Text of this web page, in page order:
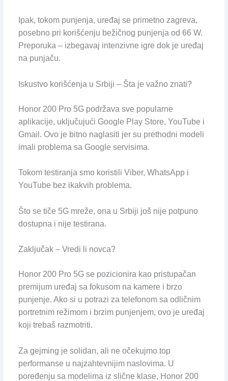
Ipak, tokom punjenja, uređaj se primetno zagreva,
posebno pri korišćenju bežičnog punjenja od 66 W.
Preporuka – izbegavaj intenzivne igre dok je uređaj
na punjaču.
Iskustvo korišćenja u Srbiji – Šta je važno znati?
Honor 200 Pro 5G podržava sve popularne
aplikacije, uključujući Google Play Store, YouTube i
Gmail. Ovo je bitno naglasiti jer su prethodni modeli
imali problema sa Google servisima.
Tokom testiranja smo koristili Viber, WhatsApp i
YouTube bez ikakvih problema.
Što se tiče 5G mreže, ona u Srbiji još nije potpuno
dostupna i nije testirana.
Zaključak – Vredi li novca?
Honor 200 Pro 5G se pozicionira kao pristupačan
premijum uređaj sa fokusom na kamere i brzo
punjenje. Ako si u potrazi za telefonom sa odličnim
portretnim režimom i brzim punjenjem, ovo je uređaj
koji trebaš razmotriti.
Za gejming je solidan, ali ne očekujmo top
performanse u najzahtevnijim naslovima. U
poređenju sa modelima iz slične klase, Honor 200